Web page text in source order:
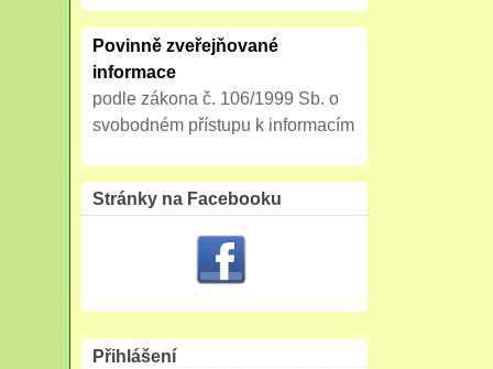
Povinně zveřejňované
informace
podle zákona č. 106/1999 Sb. o
svobodném přístupu k informacím
Stránky na Facebooku
Přihlášení